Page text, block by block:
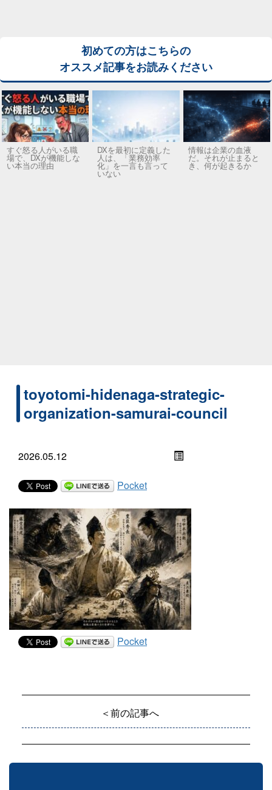
初めての方はこちらの
オススメ記事をお読みください
すぐ怒る人がいる職
場で、DXが機能しな
い本当の理由
DXを最初に定義した
人は、「業務効率
化」を一言も言って
いない
情報は企業の血液
だ。それが止まると
き、何が起きるか
toyotomi-hidenaga-strategic-
organization-samurai-council
2026.05.12
Pocket
Pocket
＜前の記事へ